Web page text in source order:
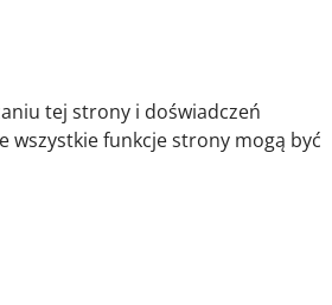
tej strony i doświadczeń
wszystkie funkcje strony mogą być